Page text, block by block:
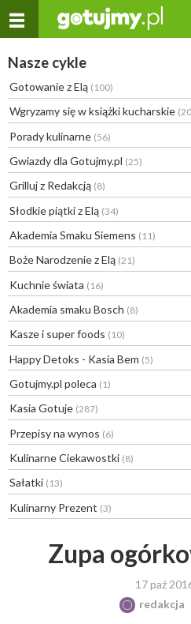
Nasze cykle
Gotowanie z Elą (100)
Wgryzamy się w książki kucharskie
Porady kulinarne (56)
Gwiazdy dla Gotujmy.pl (25)
Grilluj z Redakcją (8)
Słodkie piątki z Elą (34)
Akademia Smaku Siemens (11)
Boże Narodzenie z Elą (21)
Kuchnie świata (16)
Akademia smaku Bosch (8)
Kasze i super foods (10)
Happy Detoks - Kasia Bem (5)
Gotujmy.pl poleca (1)
Kasia Gotuje (287)
Przepisy na wynos (6)
Kulinarne Ciekawostki (8)
Sałatki (13)
Kulinarny Prezent (3)
Zupa
17 paź
redakcja